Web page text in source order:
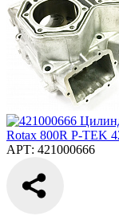
АРТ: 421000666